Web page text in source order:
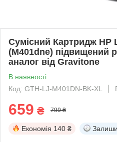
Сумісний Картридж HP
(M401dne) підвищений
аналог від Gravitone
В наявності
Код: GTH-LJ-M401DN-BK-XL
659 ₴ 799 ₴
Економія 140 ₴